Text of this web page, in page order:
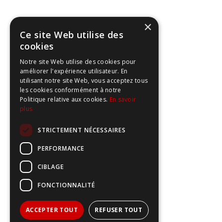
×
Ce site Web utilise des
cookies
Notre site Web utilise des cookies pour
améliorer l'expérience utilisateur. En
utilisant notre site Web, vous acceptez tous
les cookies conformément à notre
Politique relative aux cookies. En savoir
plus
STRICTEMENT NÉCESSAIRES
PERFORMANCE
CIBLAGE
FONCTIONNALITÉ
ACCEPTER TOUT REFUSER TOUT